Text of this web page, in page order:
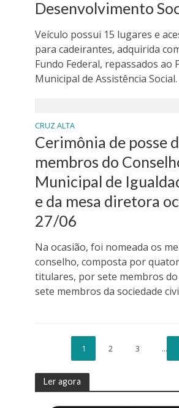
Desenvolvimento
Veículo possui 15 lugares e
para cadeirantes, adquirida
Fundo Federal, repassados ao
Municipal de Assistência Social.
CRUZ ALTA
Cerimônia de posse
membros do
Municipal de
e da mesa diretora
27/06
Na ocasião, foi nomeada os
conselho, composta por
titulares, por sete membros
sete membros da sociedade
1 2 3 …
Ler agora